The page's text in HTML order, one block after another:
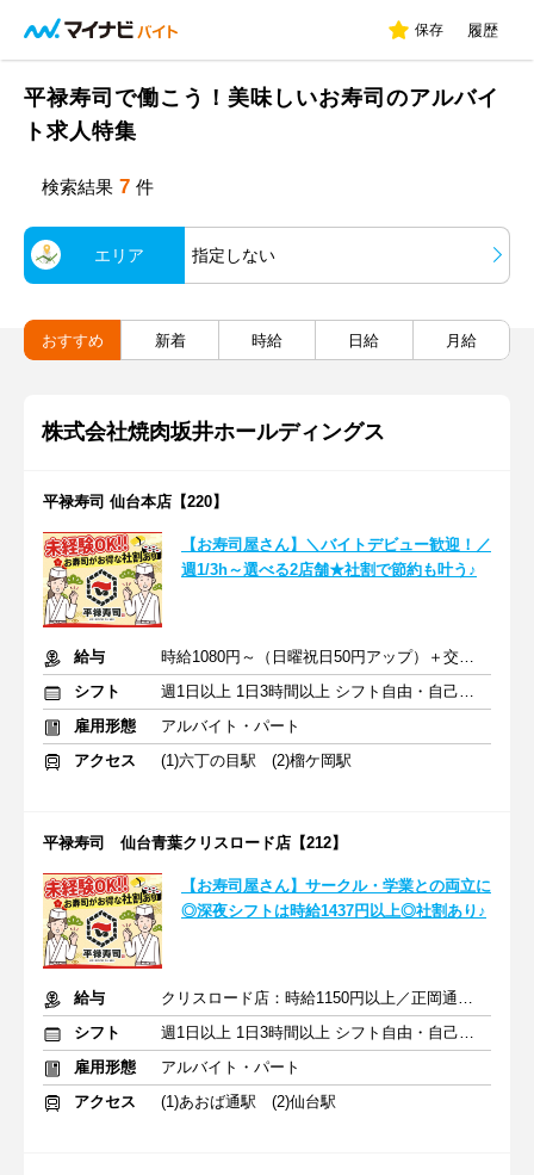
保存 履歴
平禄寿司で働こう！美味しいお寿司のアルバイ
ト求人特集
検索結果 7 件
エリア 指定しない
おすすめ 新着 時給 日給 月給
株式会社焼肉坂井ホールディングス
平禄寿司 仙台本店【220】
【お寿司屋さん】＼バイトデビュー歓迎！／
週1/3h～選べる2店舗★社割で節約も叶う♪
給与
時給1080円～（日曜祝日50円アップ）＋交通費規定支給
シフト
週1日以上 1日3時間以上 シフト自由・自己申告
雇用形態
アルバイト・パート
アクセス
(1)六丁の目駅 (2)榴ケ岡駅
平禄寿司 仙台青葉クリスロード店【212】
【お寿司屋さん】サークル・学業との両立に
◎深夜シフトは時給1437円以上◎社割あり♪
給与
クリスロード店：時給1150円以上／正岡通店：時給1050円以上
シフト
週1日以上 1日3時間以上 シフト自由・自己申告
雇用形態
アルバイト・パート
アクセス
(1)あおば通駅 (2)仙台駅